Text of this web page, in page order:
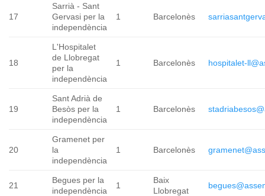
17
Sarrià - Sant
Gervasi per la
independència
1 Barcelonès
18
L'Hospitalet
de Llobregat
per la
independència
1 Barcelonès hospitalet-
19
Sant Adrià de
Besòs per la
independència
1 Barcelonès
20
Gramenet per
la
independència
1 Barcelonès
21
Begues per la
independència
1
Baix
Llobregat